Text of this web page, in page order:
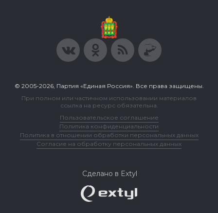
© 2005-2026, Партия «Единая Россия». Все права защищены.
При полном или частичном использовании материалов
ссылка на ресурс обязательна.
Пользовательское соглашение
Политика конфиденциальности
Политика в отношении обработки персональных данных
Согласие на обработку персональных данных
Сделано в Extyl